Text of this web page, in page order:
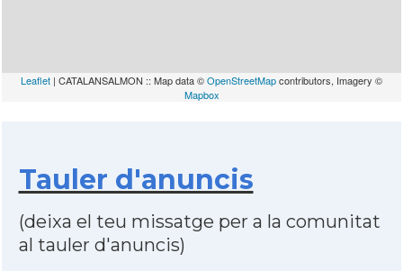
Leaflet | CATALANSALMON :: Map data ©OpenStreetMapcontributors, Imagery ©
Mapbox
Tauler d'anuncis
(deixa el teu missatge per a la comunitat
al tauler d'anuncis)